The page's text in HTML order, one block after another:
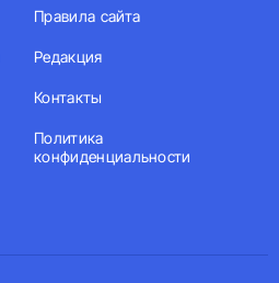
Правила сайта
Редакция
Контакты
Политика
конфиденциальности